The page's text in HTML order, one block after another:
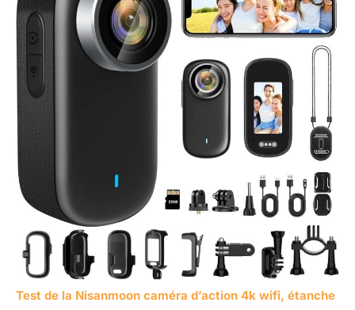
Test de la Nisanmoon caméra d’action 4k wifi, étanche